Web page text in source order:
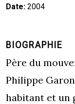
BIOGRAPHIE
Père du
Philippe
habitant et un
Date 2004